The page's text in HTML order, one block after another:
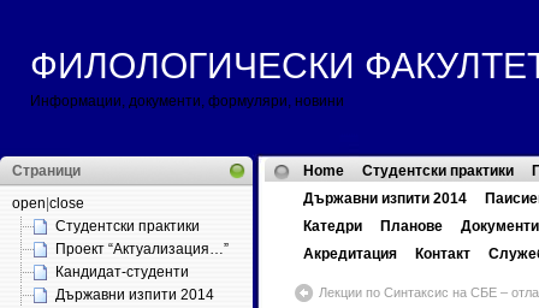
ФИЛОЛОГИЧЕСКИ ФАКУЛТЕТ
Информации, документи, формуляри, новини
Страници
open close
Студентски практики
Проект “Актуализация…”
Кандидат-студенти
Държавни изпити 2014
Home Студентски практики
Държавни изпити 2014
Катедри
Планове
Документи
Акредитация
Контакт
Лекции по Синтаксис на СБЕ –